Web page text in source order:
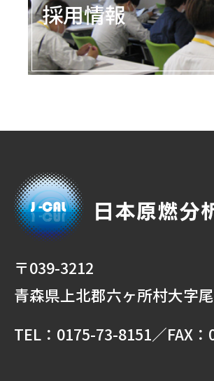
HOME
会社概要
企業理念
業務紹介
採用情報
〒039-3212
青森県上北郡六ヶ所村大字
TEL：0175-73-8151／FAX